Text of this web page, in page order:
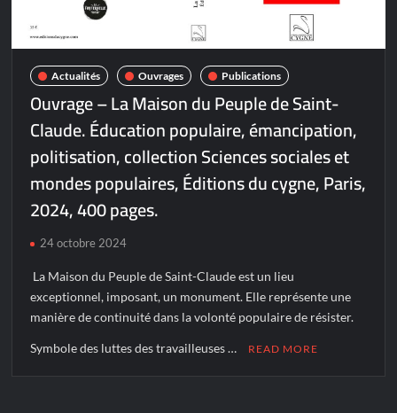
Actualités Ouvrages Publications
Ouvrage – La Maison du Peuple de Saint-
Claude. Éducation populaire, émancipation,
politisation, collection Sciences sociales et
mondes populaires, Éditions du cygne, Paris,
2024, 400 pages.
24 octobre 2024
La Maison du Peuple de Saint-Claude est un lieu
exceptionnel, imposant, un monument. Elle représente une
manière de continuité dans la volonté populaire de résister.
Symbole des luttes des travailleuses … READ MORE